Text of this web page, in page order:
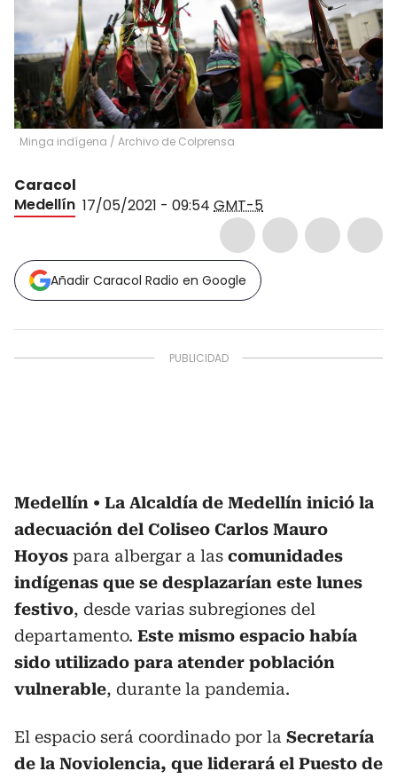
Minga indígena / Archivo de Colprensa
Caracol
Medellín 17/05/2021 - 09:54 GMT-5
Añadir Caracol Radio en Google
Medellín
La Alcaldía de Medellín inició la
adecuación del Coliseo Carlos Mauro
Hoyos para albergar a las comunidades
indígenas que se desplazarían este lunes
festivo, desde varias subregiones del
departamento. Este mismo espacio había
sido utilizado para atender población
vulnerable, durante la pandemia.
El espacio será coordinado por la Secretaría
de la Noviolencia, que liderará el Puesto de